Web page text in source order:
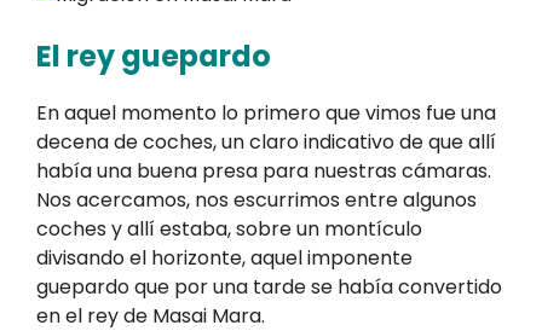
El rey guepardo
En aquel momento lo primero que vimos fue una
decena de coches, un claro indicativo de que allí
había una buena presa para nuestras cámaras.
Nos acercamos, nos escurrimos entre algunos
coches y allí estaba, sobre un montículo
divisando el horizonte, aquel imponente
guepardo que por una tarde se había convertido
en el rey de Masai Mara.